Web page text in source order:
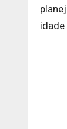
idade